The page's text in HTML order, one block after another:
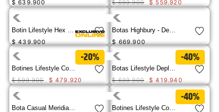
$ 639.900
$ 699.900 $ 559.920
$ 439.900
$ 669.900
-20%
Botines Lifestyle Colorado 2.0 Tractor Para Hombre
$ 599.900 $ 479 .920
-40%
$ 699.900 $ 419.940
Bota Casual Meridian Wp Para Hombre
-40%
10. tenis mujer